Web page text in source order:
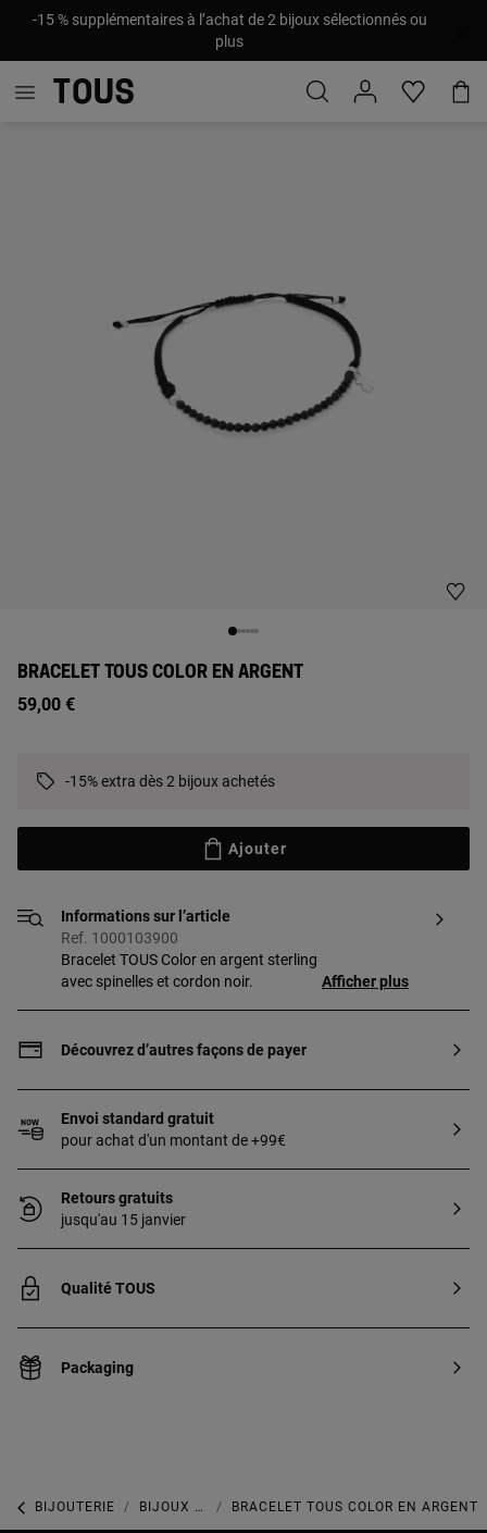
-15 % supplémentaires à l’achat de 2 bijoux sélectionnés ou
plus
BRACELET TOUS COLOR EN ARGENT
59,00 €
-15% extra dès 2 bijoux achetés
Ajouter
Informations sur l’article
Ref. 1000103900
Bracelet TOUS Color en argent sterling
avec spinelles et cordon noir.
Afficher plus
Découvrez d’autres façons de payer
Envoi standard gratuit
pour achat d'un montant de +99€
Retours gratuits
jusqu'au 15 janvier
Qualité TOUS
Packaging
BIJOUTERIE BIJOUX AVEC DES PIERRES PRÉCIEUSES BRACELET TOUS COLOR EN ARGENT